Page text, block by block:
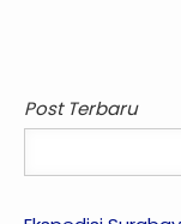
Post Terbaru